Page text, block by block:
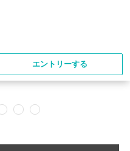
エントリーする